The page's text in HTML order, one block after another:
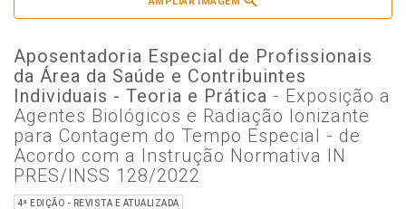
Aposentadoria Especial de Profissionais
da Área da Saúde e Contribuintes
Individuais - Teoria e Prática - Exposição a
Agentes Biológicos e Radiação Ionizante
para Contagem do Tempo Especial - de
Acordo com a Instrução Normativa IN
PRES/INSS 128/2022
4ª EDIÇÃO - REVISTA E ATUALIZADA